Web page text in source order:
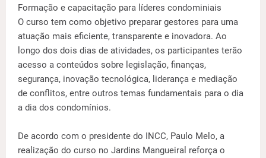
Formação e capacitação para líderes condominiais
O curso tem como objetivo preparar gestores para uma
atuação mais eficiente, transparente e inovadora. Ao
longo dos dois dias de atividades, os participantes terão
acesso a conteúdos sobre legislação, finanças,
segurança, inovação tecnológica, liderança e mediação
de conflitos, entre outros temas fundamentais para o dia
a dia dos condomínios.
De acordo com o presidente do INCC, Paulo Melo, a
realização do curso no Jardins Mangueiral reforça o